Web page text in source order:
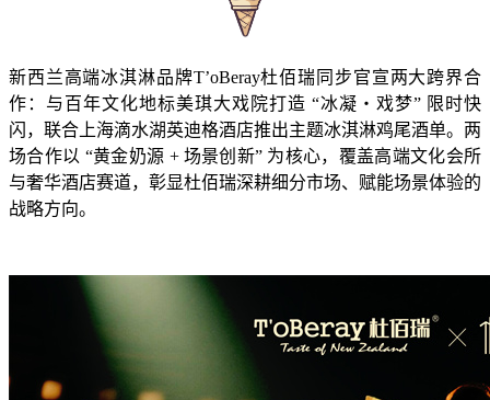
新西兰高端冰淇淋品牌T’oBeray杜佰瑞同步官宣两大跨界合
作：与百年文化地标美琪大戏院打造 “冰凝・戏梦” 限时快
闪，联合上海滴水湖英迪格酒店推出主题冰淇淋鸡尾酒单。两
场合作以 “黄金奶源 + 场景创新” 为核心，覆盖高端文化会所
与奢华酒店赛道，彰显杜佰瑞深耕细分市场、赋能场景体验的
战略方向。